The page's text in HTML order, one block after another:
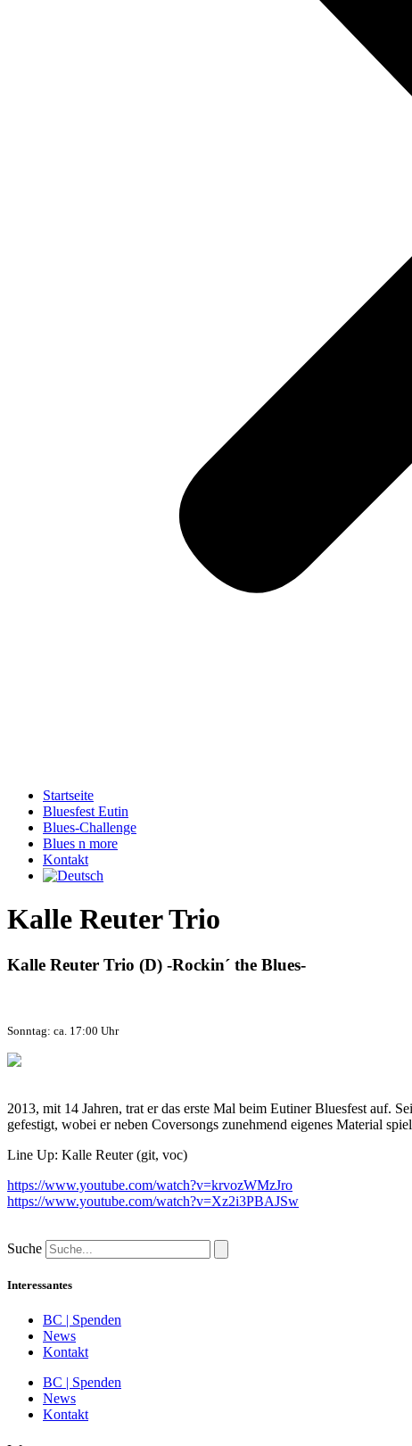
Startseite
Bluesfest Eutin
Blues-Challenge
Blues n more
Kontakt
Kalle Reuter Trio
Kalle Reuter Trio (D) -Rockin´ the Blues-
Sonntag: ca. 17:00 Uhr
2013, mit 14 Jahren, trat er das erste Mal beim Eutiner Bluesfest auf.
gefestigt, wobei er neben Coversongs zunehmend eigenes Material
Line Up: Kalle Reuter (git, voc)
https://www.youtube.com/watch?v=krvozWMzJro
https://www.youtube.com/watch?v=Xz2i3PBAJSw
Suche
Interessantes
BC | Spenden
News
Kontakt
BC | Spenden
News
Kontakt